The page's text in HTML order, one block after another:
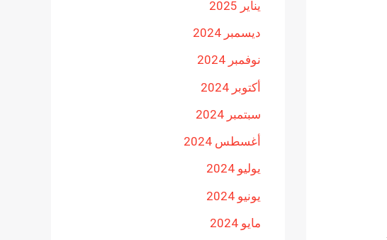
يناير 2025
ديسمبر 2024
نوفمبر 2024
أكتوبر 2024
سبتمبر 2024
أغسطس 2024
يوليو 2024
يونيو 2024
مايو 2024